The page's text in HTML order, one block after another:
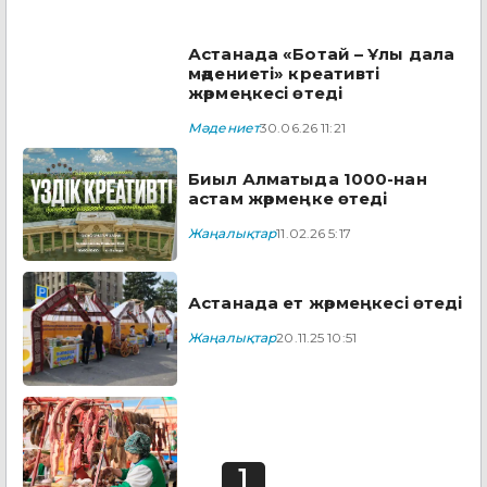
Астанада «Ботай – Ұлы дала
мәдениеті» креативті
жәрмеңкесі өтеді
Мәдениет30.06.26 11:21
Биыл Алматыда 1000-нан
астам жәрмеңке өтеді
Жаңалықтар11.02.26 5:17
Астанада ет жәрмеңкесі өтеді
Жаңалықтар20.11.25 10:51
1